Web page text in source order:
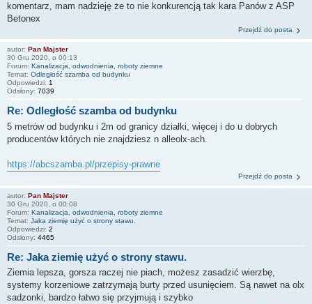
komentarz, mam nadzieję że to nie konkurencją tak kara Panów z ASP
Betonex
Przejdź do posta
autor: Pan Majster
30 Gru 2020, o 00:13
Forum: Kanalizacja, odwodnienia, roboty ziemne
Temat: Odległość szamba od budynku
Odpowiedzi: 1
Odsłony: 7039
Re: Odległość szamba od budynku
5 metrów od budynku i 2m od granicy działki, więcej i do u dobrych
producentów których nie znajdziesz n alleolx-ach.
https://abcszamba.pl/przepisy-prawne
Przejdź do posta
autor: Pan Majster
30 Gru 2020, o 00:08
Forum: Kanalizacja, odwodnienia, roboty ziemne
Temat: Jaka ziemię użyć o strony stawu.
Odpowiedzi: 2
Odsłony: 4465
Re: Jaka ziemię użyć o strony stawu.
Ziemia lepsza, gorsza raczej nie piach, możesz zasadzić wierzbę,
systemy korzeniowe zatrzymają burty przed usunięciem. Są nawet na olx
sadzonki, bardzo łatwo się przyjmują i szybko